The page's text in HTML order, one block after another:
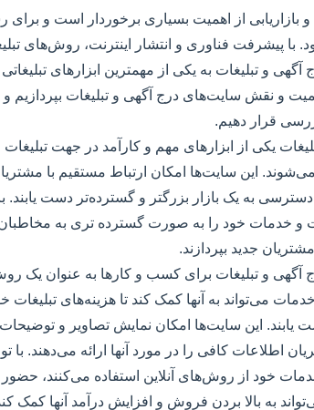
و بازاریابی از اهمیت بسیاری برخوردار است و
فناوری و انتشار اینترنت، روش‌های
آگهی و تبلیغات به یکی از مهمترین ابزارهای
و نقش سایت‌های درج آگهی و تبلیغات بپردازیم و
قرار دهیم.
یکی از ابزارهای مهم و کارآمد در جهت
این سایت‌ها امکان ارتباط مستقیم با
به یک بازار بزرگتر و گسترده‌تر دست یابند.
و خدمات خود را به صورت گسترده تری به مخاطبان
جدید بپردازند.
آگهی و تبلیغات برای کسب و کارها به عنوان یک
می‌تواند به آنها کمک کند تا هزینه‌های تبلیغات
یابند. این سایت‌ها امکان نمایش تصاویر و
اطلاعات کافی را در مورد آنها ارائه می‌دهند. با
خود از روش‌های آنلاین استفاده می‌کنند،
به بالا بردن فروش و افزایش درآمد آنها کمک